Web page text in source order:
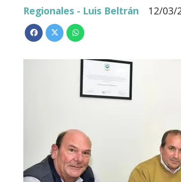
Regionales - Luis Beltrán
12/03/